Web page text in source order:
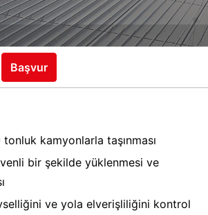
Başvur
tonluk kamyonlarla taşınması
bir şekilde yüklenmesi ve
ve yola elverişliliğini kontrol